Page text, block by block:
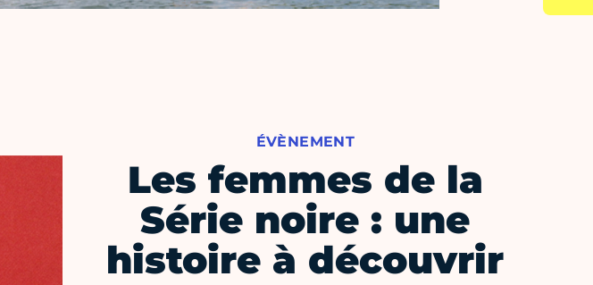
ÉVÈNEMENT
Les femmes de la
Série noire : une
histoire à découvrir